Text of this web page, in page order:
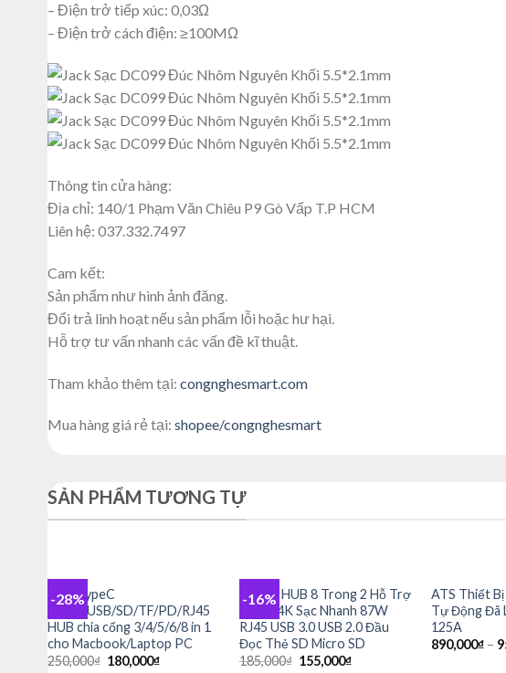
– Điện trở tiếp xúc: 0,03Ω
– Điện trở cách điện: ≥100MΩ
Thông tin cửa hàng:
Địa chỉ: 140/1 Phạm Văn Chiêu P9 Gò Vấp T.P HCM
Liên hệ: 037.332.7497
Cam kết:
Sản phẩm như hình ảnh đăng.
Đổi trả linh hoạt nếu sản phẩm lỗi hoặc hư hại.
Hỗ trợ tư vấn nhanh các vấn đề kĩ thuật.
Tham khảo thêm tại: congnghesmart.com
Mua hàng giá rẻ tại: shopee/congnghesmart
SẢN PHẨM TƯƠNG TỰ
-28%
wishlist
HUB TypeC
HDMI/USB/SD/TF/PD/RJ45
HUB chia cổng 3/4/5/6/8 in 1
cho Macbook/Laptop PC
250,000₫ Giá
180,000₫Giá
-16%
Add to
wishlist
USB-C HUB 8 Trong 2 Hỗ Trợ
HDMI 4K Sạc Nhanh 87W
RJ45 USB 3.0 USB 2.0 Đầu
Đọc Thẻ SD Micro SD
185,000₫ Giá
155,000₫Giá
ATS Thiết
Tự Động Đã
125A
890,000₫–